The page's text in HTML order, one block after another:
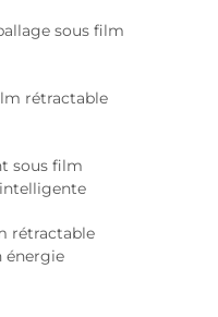
sous film
rétractable
sous film
rétractable
énergie